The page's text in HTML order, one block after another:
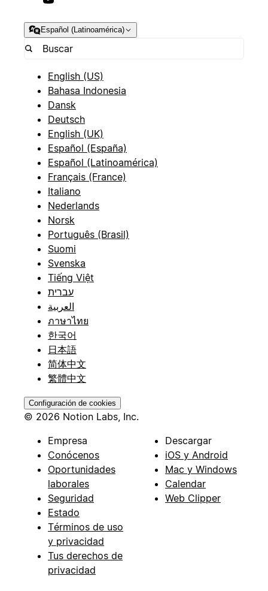
Español (Latinoamérica)
English (US)
Bahasa Indonesia
Dansk
Deutsch
English (UK)
Español (España)
Español (Latinoamérica)
Français (France)
Italiano
Nederlands
Norsk
Português (Brasil)
Suomi
Svenska
Tiếng Việt
עברית
العربية
ภาษาไทย
한국어
日本語
简体中文
繁體中文
Configuración de cookies
© 2026 Notion Labs, Inc.
Empresa
Conócenos
Oportunidades
laborales
Seguridad
Estado
Términos de uso
y privacidad
Tus derechos de
privacidad
Descargar
iOS y Android
Mac y Windows
Calendar
Web Clipper